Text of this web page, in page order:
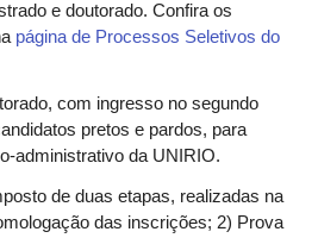
e doutorado. Confira os
página de Processos Seletivos do
com ingresso no segundo
pretos e pardos, para
administrativo da UNIRIO.
de duas etapas, realizadas na
das inscrições; 2) Prova